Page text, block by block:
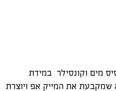
מים וקונסילר במידת
שמקבעת את המייק אפ ויוצרת